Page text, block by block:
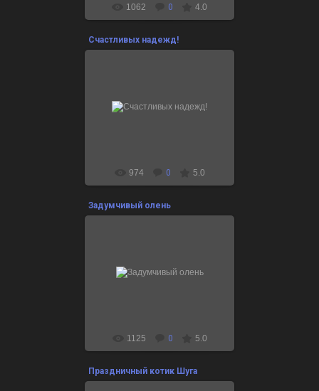
1062 0 4.0
Счастливых надежд!
24.12.2021
974 0 5.0
Задумчивый олень
24.12.2021
1125 0 5.0
Праздничный котик Шуга